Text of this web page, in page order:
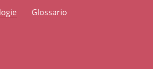
Glossario